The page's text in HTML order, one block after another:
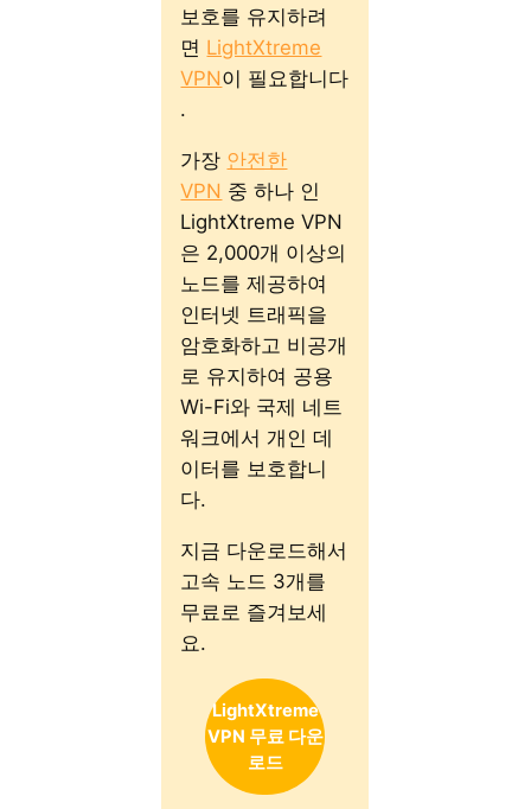
보호를 유지하려
면 LightXtreme
VPN이 필요합니다
.
가장 안전한
VPN 중 하나 인
LightXtreme VPN
은 2,000개 이상의
노드를 제공하여
인터넷 트래픽을
암호화하고 비공개
로 유지하여 공용
Wi-Fi와 국제 네트
워크에서 개인 데
이터를 보호합니
다.
지금 다운로드해서
고속 노드 3개를
무료로 즐겨보세
요.
LightXtreme
VPN 무료 다운
로드